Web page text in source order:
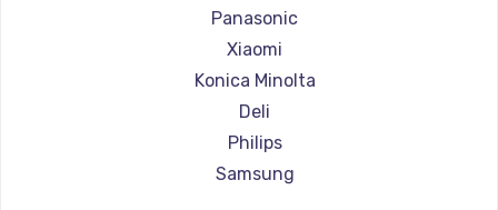
Panasonic
Xiaomi
Konica Minolta
Deli
Philips
Samsung